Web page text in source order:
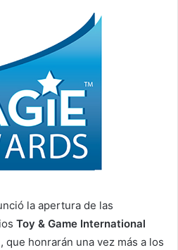
a
e
i
l
la apertura de las
Toy & Game International
, que honrarán una vez más a los